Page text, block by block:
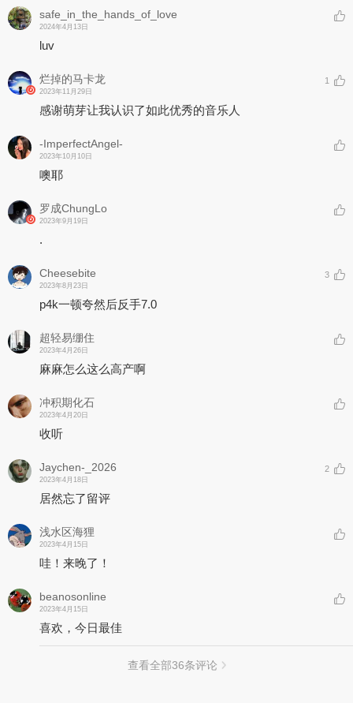
safe_in_the_hands_of_love
2024年4月13日
luv
烂掉的马卡龙
2023年11月29日
1
感谢萌芽让我认识了如此优秀的音乐人
-ImperfectAngel-
2023年10月10日
噢耶
罗成ChungLo
2023年9月19日
.
Cheesebite
2023年8月23日
3
p4k一顿夸然后反手7.0
超轻易绷住
2023年4月26日
麻麻怎么这么高产啊
冲积期化石
2023年4月20日
收听
Jaychen-_2026
2023年4月18日
2
居然忘了留评
浅水区海狸
2023年4月15日
哇！来晚了！
beanosonline
2023年4月15日
喜欢，今日最佳
查看全部36条评论